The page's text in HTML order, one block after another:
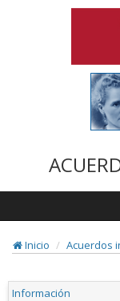
Inicio
Acuerdos
Información